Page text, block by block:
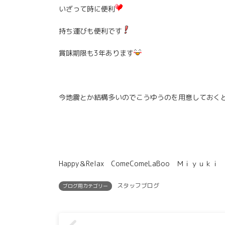
いざって時に便利
持ち運びも便利です
賞味期限も3年あります
今地震とか結構多いのでこうゆうのを用意しておく
Happy＆Relax ComeComeLaBoo Ｍｉｙｕｋｉ
ブログ用カテゴリー スタッフブログ